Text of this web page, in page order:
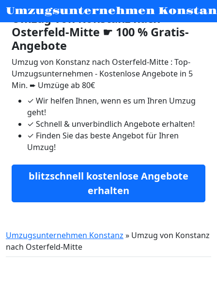
Umzugsunternehmen
Umzug von Konstanz nach
Osterfeld-Mitte ☛ 100 % Gratis-
Angebote
Umzug von Konstanz nach Osterfeld-Mitte : Top-
Umzugsunternehmen - Kostenlose Angebote in 5
Min. ➨ Umzüge ab 80€
✓ Wir helfen Ihnen, wenn es um Ihren Umzug
geht!
✓ Schnell & unverbindlich Angebote erhalten!
✓ Finden Sie das beste Angebot für Ihren
Umzug!
blitzschnell kostenlose Angebote
erhalten
Umzugsunternehmen Konstanz » Umzug von Konstanz
nach Osterfeld-Mitte